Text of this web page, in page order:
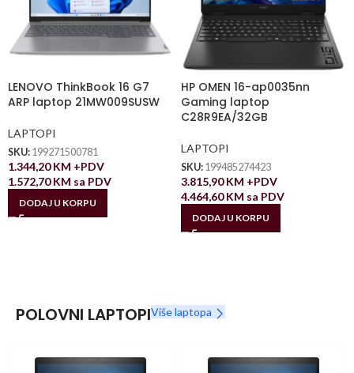
LENOVO ThinkBook 16 G7
ARP laptop 21MW009SUSW
LAPTOPI
SKU: 199271500781
1.344,20KM +PDV
1.572,70KM sa PDV
DODAJ U KORPU
HP OMEN 16-ap0035nn
Gaming laptop
C28R9EA/32GB
LAPTOPI
SKU: 199485274423
3.815,90KM +PDV
4.464,60KM sa PDV
DODAJ U KORPU
POLOVNI LAPTOPIViše laptopa